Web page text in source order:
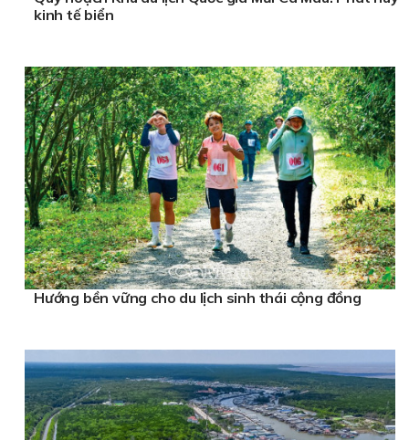
kinh tế biển
Hướng bền vững cho du lịch sinh thái cộng đồng